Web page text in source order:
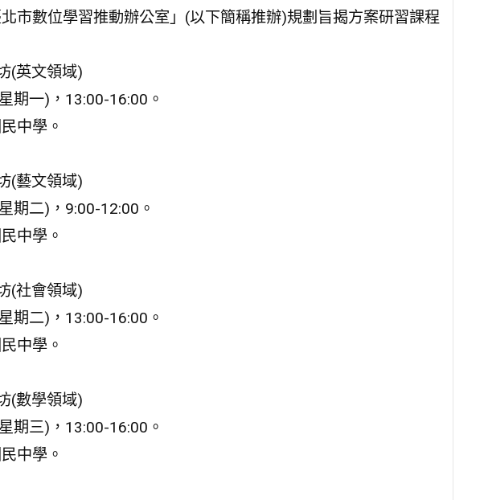
市數位學習推動辦公室」(以下簡稱推辦)規劃旨揭方案研習課程
(英文領域)
期一)，13:00-16:00。
中學。
(藝文領域)
期二)，9:00-12:00。
中學。
(社會領域)
期二)，13:00-16:00。
中學。
(數學領域)
期三)，13:00-16:00。
中學。